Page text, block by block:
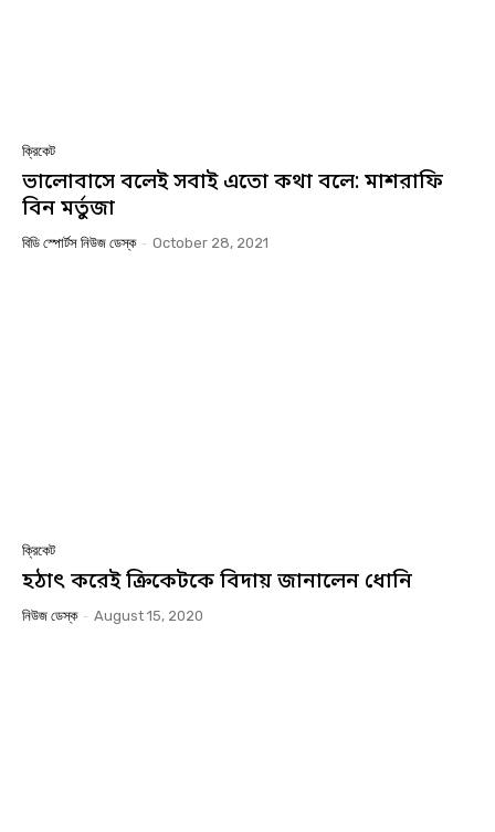
ক্রিকেট
ভালোবাসে বলেই সবাই এতো কথা বলে: মাশরাফি
বিন মর্তুজা
বিডি স্পোর্টস নিউজ ডেস্ক - October 28, 2021
ক্রিকেট
হঠাৎ করেই ক্রিকেটকে বিদায় জানালেন ধোনি
নিউজ ডেস্ক - August 15, 2020